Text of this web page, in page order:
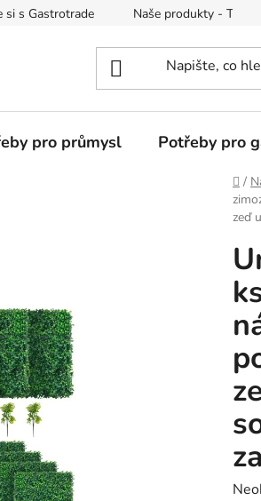
si s Gastrotrade Naše produkty - Tipy a
pro průmysl Potřeby pro
/
zeď